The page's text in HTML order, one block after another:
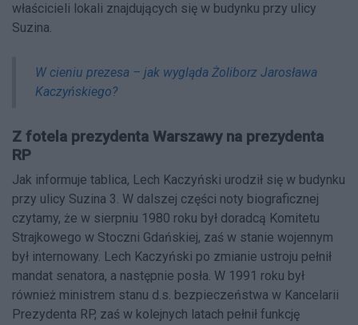
właścicieli lokali znajdujących się w budynku przy ulicy
Suzina.
W cieniu prezesa – jak wygląda Żoliborz Jarosława
Kaczyńskiego?
Z fotela prezydenta Warszawy na prezydenta
RP
Jak informuje tablica, Lech Kaczyński urodził się w budynku
przy ulicy Suzina 3. W dalszej części noty biograficznej
czytamy, że w sierpniu 1980 roku był doradcą Komitetu
Strajkowego w Stoczni Gdańskiej, zaś w stanie wojennym
był internowany. Lech Kaczyński po zmianie ustroju pełnił
mandat senatora, a następnie posła. W 1991 roku był
również ministrem stanu d.s. bezpieczeństwa w Kancelarii
Prezydenta RP, zaś w kolejnych latach pełnił funkcję